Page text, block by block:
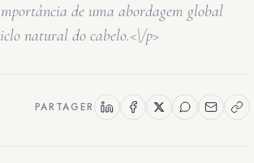
de uma abordagem global
natural do cabelo.<\/p>
PARTAGER